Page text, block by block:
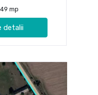
mp
detalii